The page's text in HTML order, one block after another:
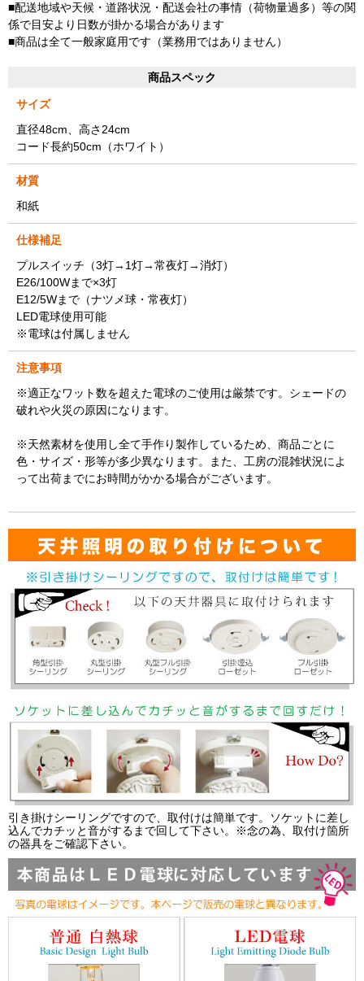
■配送地域や天候・道路状況・配送会社の事情（荷物量過多）等の関
係で目安より日数が掛かる場合があります
■商品は全て一般家庭用です（業務用ではありません）
商品スペック
サイズ
直径48cm、高さ24cm
コード長約50cm（ホワイト）
材質
和紙
仕様補足
プルスイッチ（3灯→1灯→常夜灯→消灯）
E26/100Wまで×3灯
E12/5Wまで（ナツメ球・常夜灯）
LED電球使用可能
※電球は付属しません
注意事項
※適正なワット数を超えた電球のご使用は厳禁です。シェードの
破れや火災の原因になります。
※天然素材を使用し全て手作り製作しているため、商品ごとに
色・サイズ・形等が多少異なります。また、工房の混雑状況によ
って出荷までにお時間がかかる場合がございます。
引き掛けシーリングですので、取付けは簡単です。ソケットに差し
込んでカチッと音がするまで回して下さい。※念の為、取付け箇所
の器具をご確認下さい。